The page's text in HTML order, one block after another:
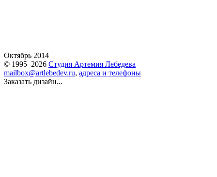
Октябрь 2014
© 1995–2026 Студия Артемия Лебедева
mailbox@artlebedev.ru, адреса и телефоны
Заказать дизайн...